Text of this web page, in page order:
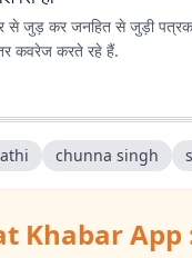
जुड़ कर जनहित से जुड़ी
कवरेज करते रहे हैं.
chunna singh
Khabar App